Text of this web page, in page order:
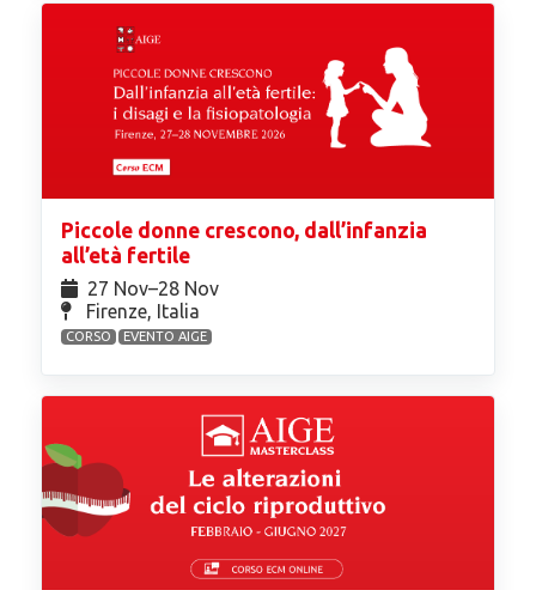
Piccole donne crescono, dall’infanzia
all’età fertile
27 Nov⁠–28 Nov
Firenze, Italia
CORSO EVENTO AIGE